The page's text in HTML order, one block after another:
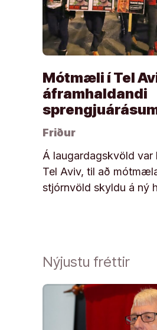
Mótmæli í Tel
áframhaldandi
Friður
Á laugardagskvöld var
Tel Aviv, til að
stjórnvöld skyldu á ný
Nýjustu fréttir